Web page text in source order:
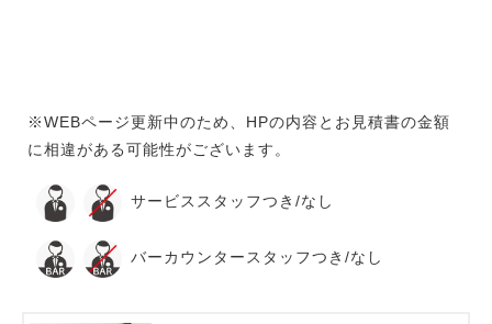
※WEBページ更新中のため、HPの内容とお見積書の金額
に相違がある可能性がございます。
サービススタッフつき/なし
バーカウンタースタッフつき/なし